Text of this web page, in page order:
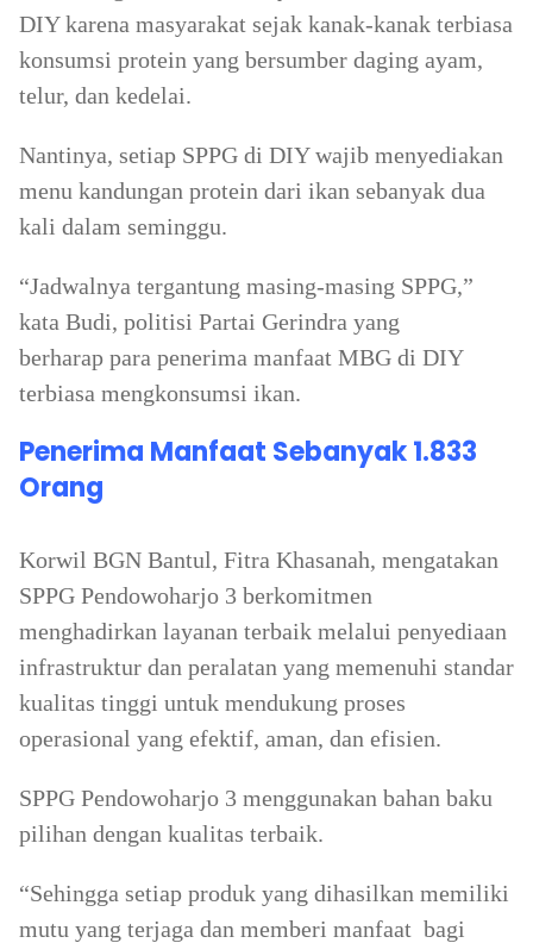
DIY karena masyarakat sejak kanak-kanak terbiasa
konsumsi protein yang bersumber daging ayam,
telur, dan kedelai.
Nantinya, setiap SPPG di DIY wajib menyediakan
menu kandungan protein dari ikan sebanyak dua
kali dalam seminggu.
“Jadwalnya tergantung masing-masing SPPG,”
kata Budi, politisi Partai Gerindra yang
berharap para penerima manfaat MBG di DIY
terbiasa mengkonsumsi ikan.
Penerima Manfaat Sebanyak 1.833
Orang
Korwil BGN Bantul, Fitra Khasanah, mengatakan
SPPG Pendowoharjo 3 berkomitmen
menghadirkan layanan terbaik melalui penyediaan
infrastruktur dan peralatan yang memenuhi standar
kualitas tinggi untuk mendukung proses
operasional yang efektif, aman, dan efisien.
SPPG Pendowoharjo 3 menggunakan bahan baku
pilihan dengan kualitas terbaik.
“Sehingga setiap produk yang dihasilkan memiliki
mutu yang terjaga dan memberi manfaat bagi